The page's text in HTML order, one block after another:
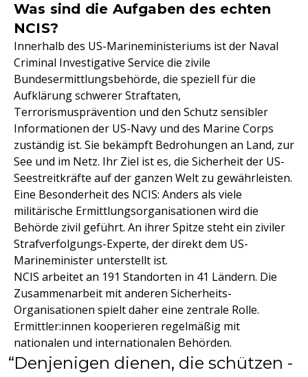
Was sind die Aufgaben des echten
NCIS?
Innerhalb des US-Marineministeriums ist der Naval
Criminal Investigative Service die zivile
Bundesermittlungsbehörde, die speziell für die
Aufklärung schwerer Straftaten,
Terrorismusprävention und den Schutz sensibler
Informationen der US-Navy und des Marine Corps
zuständig ist. Sie bekämpft Bedrohungen an Land, zur
See und im Netz. Ihr Ziel ist es, die Sicherheit der US-
Seestreitkräfte auf der ganzen Welt zu gewährleisten.
Eine Besonderheit des NCIS: Anders als viele
militärische Ermittlungsorganisationen wird die
Behörde zivil geführt. An ihrer Spitze steht ein ziviler
Strafverfolgungs-Experte, der direkt dem US-
Marineminister unterstellt ist.
NCIS arbeitet an 191 Standorten in 41 Ländern. Die
Zusammenarbeit mit anderen Sicherheits-
Organisationen spielt daher eine zentrale Rolle.
Ermittler:innen kooperieren regelmäßig mit
nationalen und internationalen Behörden.
Denjenigen dienen, die schützen -